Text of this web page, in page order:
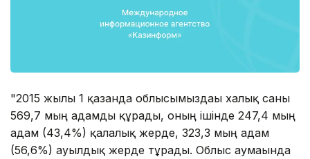
"2015 жылғы 1 қазанда облысымыздағы халық саны
569,7 мың адамды құрады, оның ішінде 247,4 мың
адам (43,4%) қалалық жерде, 323,3 мың адам
(56,6%) ауылдық жерде тұрады. Облыс аумағында